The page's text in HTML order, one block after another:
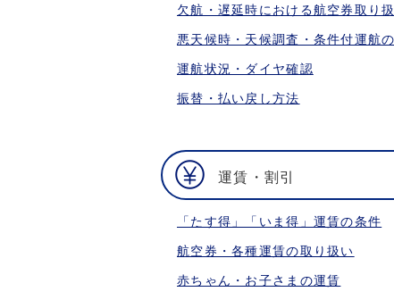
欠航・遅延時における航空券取り
悪天候時・天候調査・条件付運航
運航状況・ダイヤ確認
振替・払い戻し方法
運賃・割引
「たす得」「いま得」運賃の条件
航空券・各種運賃の取り扱い
赤ちゃん・お子さまの運賃